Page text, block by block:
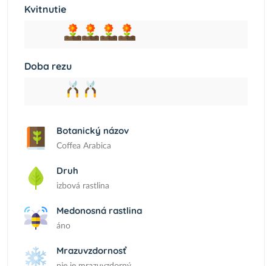
Kvitnutie
Doba rezu
Botanický názov
Coffea Arabica
Druh
izbová rastlina
Medonosná rastlina
áno
Mrazuvzdornosť